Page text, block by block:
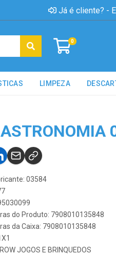
Já é cliente? -
0
LIMPEZA
03584
do Produto: 7908010135848
da Caixa: 7908010135848
JOGOS E BRINQUEDOS